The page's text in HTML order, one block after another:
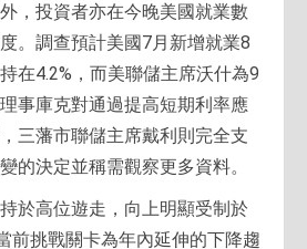
，投資者亦在今晚美國就業數
。調查預計美國7月新增就業8
在4.2%，而美聯儲主席沃什為9
事庫克對通過提高短期利率應
三藩市聯儲主席戴利則完全支
的決定並稱需觀察更多資料。
於高位遊走，向上明顯受制於
前挑戰關卡為年內延伸的下降趨